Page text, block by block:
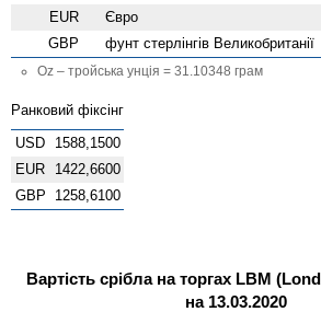
EUR Євро
GBP фунт стерлінгів Велико­британії
Oz – тройська унція = 31.10348 грам
Ранковий фіксінг
USD
1588,1500
EUR
1422,6600
GBP
1258,6100
Вартість срібла на торгах LBM
на 13.03.2020